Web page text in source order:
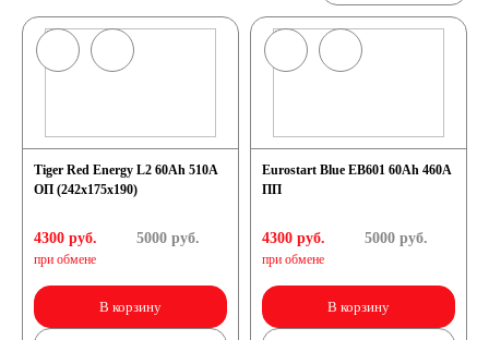
Tiger Red Energy L2 60Ah 510A
ОП (242x175x190)
4300 руб.
при обмене
5000руб.
В корзину
Eurostart Blue EB601 60Ah 460A
ПП
4300 руб.
при обмене
5000руб.
В корзину